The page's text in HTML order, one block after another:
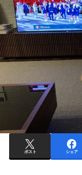
ポスト シェア